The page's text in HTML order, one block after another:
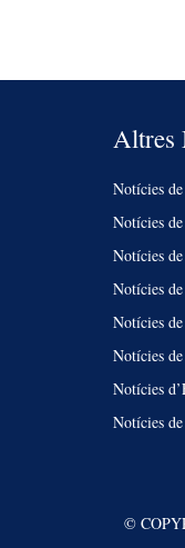
Altres
Notícies
Notícies
Notícies
Notícies
Notícies
Notícies
Notícies
Notícies
©